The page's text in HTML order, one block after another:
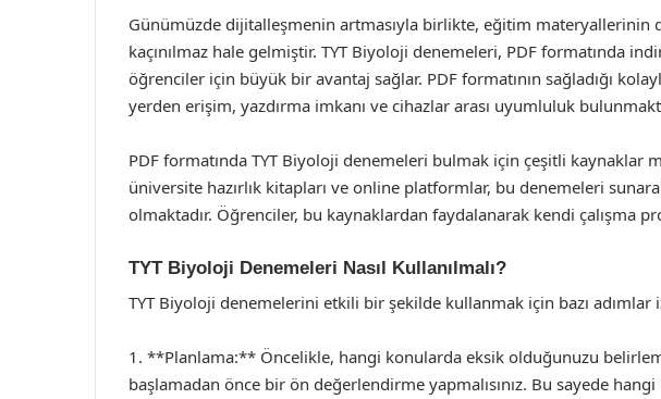
Günümüzde dijitalleşmenin artmasıyla birlikte, eğitim materyallerinin
kaçınılmaz hale gelmiştir. TYT Biyoloji denemeleri, PDF formatında
öğrenciler için büyük bir avantaj sağlar. PDF formatının sağladığı
yerden erişim, yazdırma imkanı ve cihazlar arası uyumluluk
PDF formatında TYT Biyoloji denemeleri bulmak için çeşitli kaynaklar
üniversite hazırlık kitapları ve online platformlar, bu denemeleri
olmaktadır. Öğrenciler, bu kaynaklardan faydalanarak kendi çalışma
TYT Biyoloji Denemeleri Nasıl Kullanılmalı?
TYT Biyoloji denemelerini etkili bir şekilde kullanmak için bazı adımlar
1. **Planlama:** Öncelikle, hangi konularda eksik olduğunuzu
başlamadan önce bir ön değerlendirme yapmalısınız. Bu sayede